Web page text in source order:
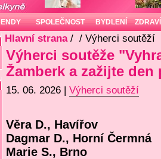
SPOLEČNOST BYDLENÍ ZDRAVÍ
Hlavní strana/ / Výherci soutěží
Výherci soutěže
Žamberk a zažijte
15. 06. 2026 | Výherci soutěží
Věra D., Havířov
Dagmar D., Horní Čermná
Marie S., Brno